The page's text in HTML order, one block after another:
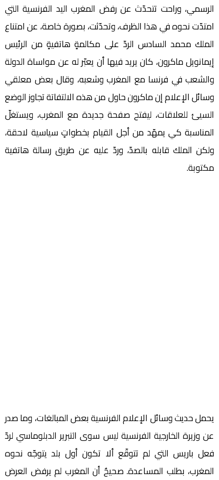
الرسمي، وراحت تتحدّث عن رفض المغرب اليد الفرنسية التي
امتدّت نحوه في هذا الظرف، وتحدّثت، بصورة خاصة، عن امتناع
الملك محمد السادس الردّ على مكالمةٍ هاتفيةٍ من الرئيس
إيمانويل ماكرون، كان يريد فيها أن يعبّر له عن مواساة الدولة
والشعب في فرنسا مع المغرب وشعبه، وقال بعض معلقي
وسائل الإعلام إن ماكرون حاول من هذه الالتفاتة تجاوز الوضع
السيئ للعلاقات، ليفتح صفحة جديدة مع المغرب، ويستغلّ
المناسبة كي يمهّد من أجل القيام بخطواتٍ سياسية لاحقة،
ولكن الملك قابله بالصدّ، وردّ عليه عن طريق رسالة هاتفية
مكتوبة.
يحمل حديث وسائل الإعلام الفرنسية بعض المبالغات، وما صدر
عن وزيرة الخارجية الفرنسية ليس سوى التبرير الدبلوماسي لردّ
فعل باريس التي لم تتوقّع ألا تكون أول بلد يتوجّه نحوه
المغرب، بطلب المساعدة. صحيحٌ أن المغرب لم يرفض العرض